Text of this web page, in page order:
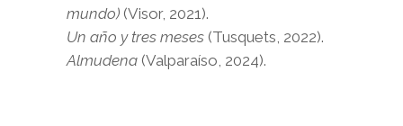
mundo) (Visor, 2021).
Un año y tres meses (Tusquets, 2022).
Almudena (Valparaíso, 2024).